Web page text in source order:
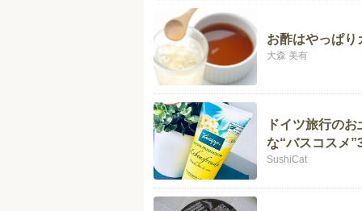
お酢はやっぱ
大森 美有
ドイツ旅行の
な“バスコスメ
SushiCat